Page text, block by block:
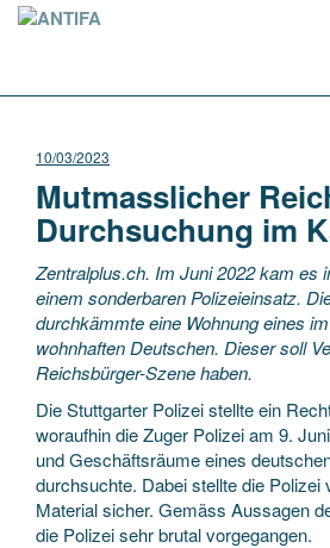
10/03/2023
Mutmasslicher
Durchsuchung im
Zentralplus.ch. Im Juni 2022 kam es
einem sonderbaren Polizeieinsatz.
durchkämmte eine Wohnung eines
wohnhaften Deutschen. Dieser soll
Reichsbürger-Szene haben.
Die Stuttgarter Polizei stellte ein
woraufhin die Zuger Polizei am 9.
und Geschäftsräume eines
durchsuchte. Dabei stellte die Polizei
Material sicher. Gemäss Aussagen
die Polizei sehr brutal vorgegangen.